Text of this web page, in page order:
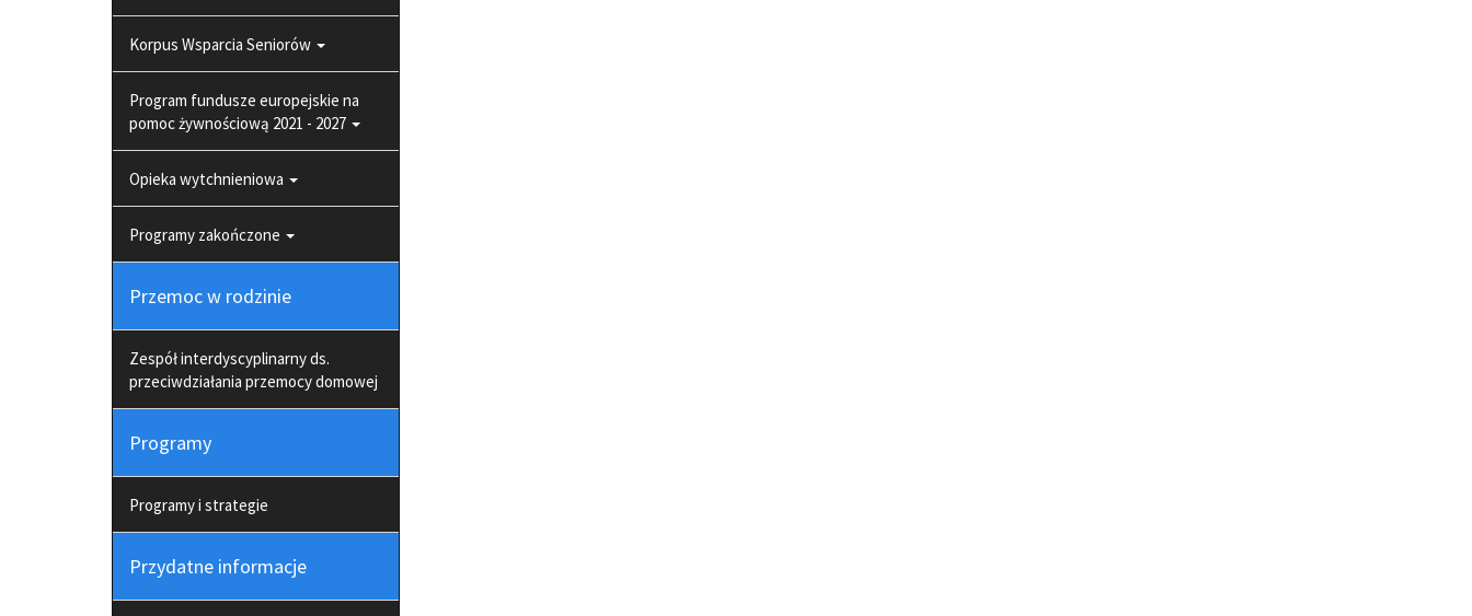
Korpus Wsparcia Seniorów
Program fundusze europejskie na
pomoc żywnościową 2021 - 2027
Opieka wytchnieniowa
Programy zakończone
Przemoc w rodzinie
Zespół interdyscyplinarny ds.
przeciwdziałania przemocy domowej
Programy
Programy i strategie
Przydatne informacje